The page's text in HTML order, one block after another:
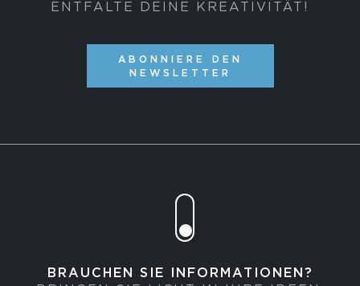
ENTFALTE DEINE KREATIVITÄT!
ABONNIERE DEN
NEWSLETTER
BRAUCHEN SIE INFORMATIONEN?